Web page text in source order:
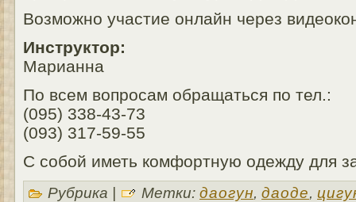
Возможно участие онлайн через
Инструктор:
Марианна
По всем вопросам обращаться по тел.:
(095) 338-43-73
(093) 317-59-55
С собой иметь комфортную одежду для
Рубрика | Метки: даогун, даоде,